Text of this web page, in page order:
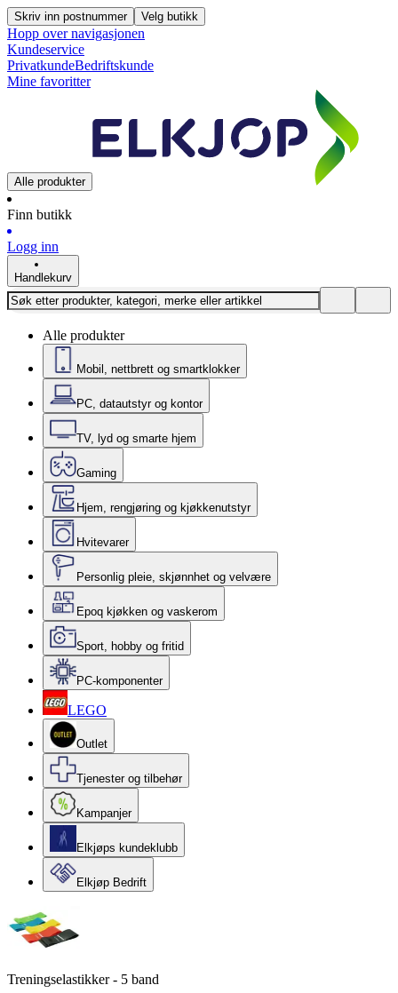
Skriv inn postnummer Velg butikk
Hopp over navigasjonen
Kundeservice
PrivatkundeBedriftskunde
Mine favoritter
Alle produkter
Finn butikk
Logg inn
Handlekurv
Alle produkter
Mobil, nettbrett og smartklokker
PC, datautstyr og kontor
TV, lyd og smarte hjem
Gaming
Hjem, rengjøring og kjøkkenutstyr
Hvitevarer
Personlig pleie, skjønnhet og velvære
Epoq kjøkken og vaskerom
Sport, hobby og fritid
PC-komponenter
LEGO
Outlet
Tjenester og tilbehør
Kampanjer
Elkjøps kundeklubb
Elkjøp Bedrift
Treningselastikker - 5 band